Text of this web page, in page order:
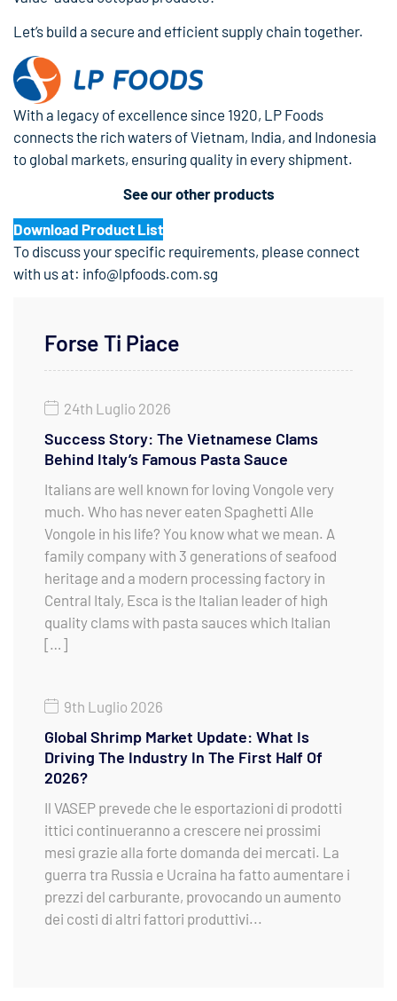
Let’s build a secure and efficient supply chain together.
With a legacy of excellence since 1920, LP Foods
connects the rich waters of Vietnam, India, and Indonesia
to global markets, ensuring quality in every shipment.
See our other products
Download Product List
To discuss your specific requirements, please connect
with us at: info@lpfoods.com.sg
Forse Ti Piace
24th Luglio 2026
Success Story: The Vietnamese Clams
Behind Italy’s Famous Pasta Sauce
Italians are well known for loving Vongole very
much. Who has never eaten Spaghetti Alle
Vongole in his life? You know what we mean. A
family company with 3 generations of seafood
heritage and a modern processing factory in
Central Italy, Esca is the Italian leader of high
quality clams with pasta sauces which Italian
[…]
9th Luglio 2026
Global Shrimp Market Update: What Is
Driving The Industry In The First Half Of
2026?
Il VASEP prevede che le esportazioni di prodotti
ittici continueranno a crescere nei prossimi
mesi grazie alla forte domanda dei mercati. La
guerra tra Russia e Ucraina ha fatto aumentare i
prezzi del carburante, provocando un aumento
dei costi di altri fattori produttivi...